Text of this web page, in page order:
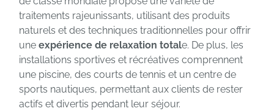
traitements rajeunissants, utilisant des produits
naturels et des techniques traditionnelles pour offrir
une expérience de relaxation totale. De plus, les
installations sportives et récréatives comprennent
une piscine, des courts de tennis et un centre de
sports nautiques, permettant aux clients de rester
actifs et divertis pendant leur séjour.